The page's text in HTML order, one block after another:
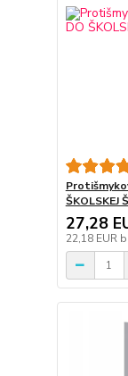
ŠKOLSKEJ
27,28
22,18 EUR